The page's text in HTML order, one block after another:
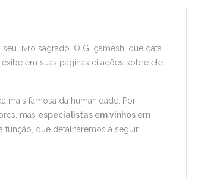
livro sagrado. O Gilgamesh, que data
em suas páginas citações sobre ele.
mais famosa da humanidade. Por
mas especialistas em vinhos em
que detalharemos a seguir.